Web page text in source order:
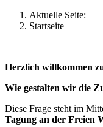
Aktuelle Seite:
Startseite
Herzlich willkommen
Wie gestalten wir die
Diese Frage steht im
Tagung an der Freien